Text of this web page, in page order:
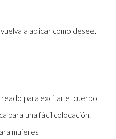
a aplicar como desee.
para excitar el cuerpo.
para una fácil colocación.
mujeres